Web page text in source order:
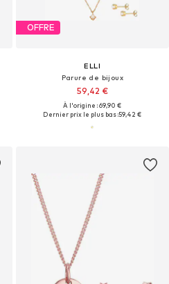
OFFRE
ELLI
Parure de bijoux
59,42 €
À l'origine : 69,90 €
Dernier prix le plus bas :59,42 €